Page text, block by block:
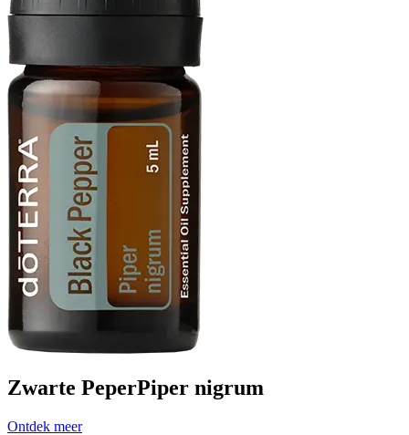
Zwarte PeperPiper nigrum
Ontdek meer